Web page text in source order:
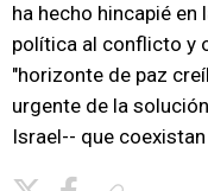
ha hecho hincapié
política al conflicto y
"horizonte de paz
urgente de la
Israel-- que